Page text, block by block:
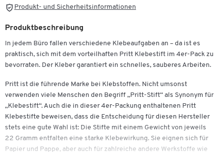
Produkt- und Sicherheitsinformationen
Produktbeschreibung
In jedem Büro fallen verschiedene Klebeaufgaben an – da ist es
praktisch, sich mit dem vorteilhaften Pritt Klebestift im 4er-Pack zu
bevorraten. Der Kleber garantiert ein schnelles, sauberes Arbeiten.
Pritt ist die führende Marke bei Klebstoffen. Nicht umsonst
verwenden viele Menschen den Begriff „Pritt-Stift“ als Synonym für
„Klebestift“. Auch die in dieser 4er-Packung enthaltenen Pritt
Klebestifte beweisen, dass die Entscheidung für diesen Hersteller
stets eine gute Wahl ist: Die Stifte mit einem Gewicht von jeweils
22 Gramm entfalten eine starke Klebewirkung. Sie eignen sich für
Papier und Pappe, aber auch für zahlreiche andere Werkstoffe wie